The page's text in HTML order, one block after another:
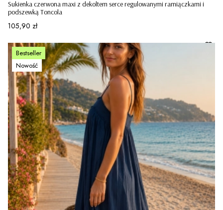
Sukienka czerwona maxi z dekoltem serce regulowanymi ramiączkami i
podszewką Toncola
Cena
105,90 zł
Bestseller
Nowość